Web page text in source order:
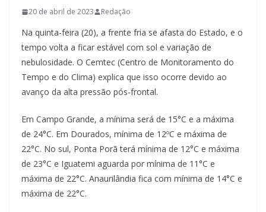
20 de abril de 2023 Redação
Na quinta-feira (20), a frente fria se afasta do Estado, e o
tempo volta a ficar estável com sol e variação de
nebulosidade. O Cemtec (Centro de Monitoramento do
Tempo e do Clima) explica que isso ocorre devido ao
avanço da alta pressão pós-frontal.
Em Campo Grande, a mínima será de 15°C e a máxima
de 24°C. Em Dourados, mínima de 12ºC e máxima de
22°C. No sul, Ponta Porã terá mínima de 12°C e máxima
de 23°C e Iguatemi aguarda por mínima de 11°C e
máxima de 22°C. Anaurilândia fica com mínima de 14°C e
máxima de 22°C.